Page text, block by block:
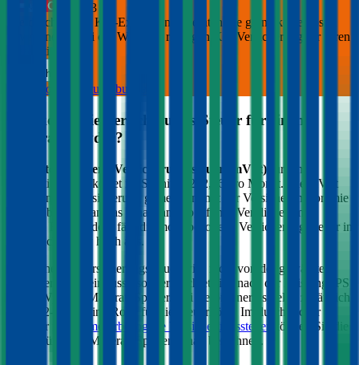
3
Die durchblicker Kfz-Expert:innen beraten Sie gerne kostenlos &
unverbindlich bei der Wahl der richtigen Kfz-Versicherung für Ihren
Maserati Spyder
Deutsch
Kostenlose Beratung buchen
Was kostet die Versicherungs-Steuer für einen
Maserati
Spyder ?
motorbezogene Versicherungssteuer (mVSt) für einen
Maserati
kostet im Schnitt € 212,16
pro Monat. Die mVSt
wird von der Versicherung gemeinsam mit der Versicherungsprämie
eingehoben und an das Finanzamt abgeführt. Verglichen mit
anderen EU-Ländern fällt die motorbezogene Versicherungssteuer in
Österreich relativ hoch aus.
Die Höhe der Versicherungssteuer wird nicht von der gewählten
Versicherung beeinflusst, sondern richtet sich nach der Leistung (PS
bzw. kW) Ihres
Maserati Spyder. Bei Verbrennern spielen zusätzlich
die CO2-Werte eine Rolle für die Steuerhöhe. Im durchblicker
Rechner für die
motorbezogene Versicherungssteuer
können Sie die
Steuer für Ihren
Maserati Spyder genau berechnen.